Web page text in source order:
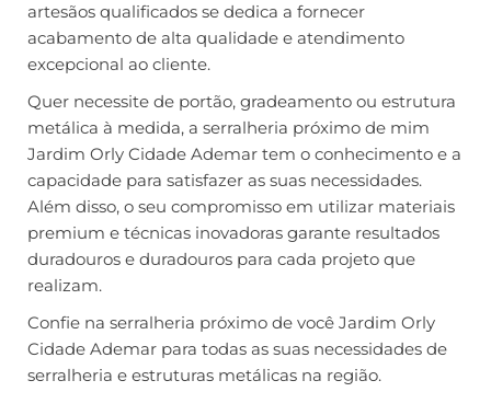
artesãos qualificados se dedica a fornecer
acabamento de alta qualidade e atendimento
excepcional ao cliente.
Quer necessite de portão, gradeamento ou estrutura
metálica à medida, a serralheria próximo de mim
Jardim Orly Cidade Ademar tem o conhecimento e a
capacidade para satisfazer as suas necessidades.
Além disso, o seu compromisso em utilizar materiais
premium e técnicas inovadoras garante resultados
duradouros e duradouros para cada projeto que
realizam.
Confie na serralheria próximo de você Jardim Orly
Cidade Ademar para todas as suas necessidades de
serralheria e estruturas metálicas na região.